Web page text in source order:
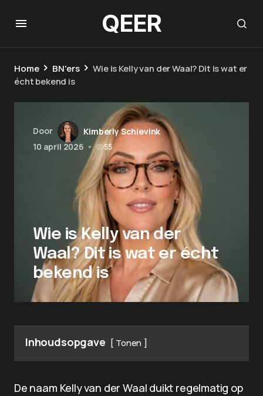
QEER
Home BN'ers
Wie is Kelly van der Waal? Dit is wat er
écht bekend is
Door
Kimberly Schievink
10 april 2026 • 55
Wie is Kelly van der
Waal? Dit is wat er écht
bekend is
Inhoudsopgave Tonen
De naam Kelly van der Waal duikt regelmatig op